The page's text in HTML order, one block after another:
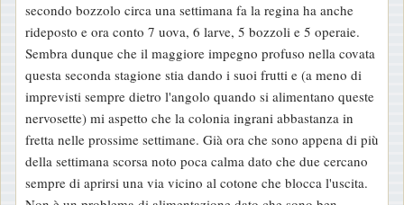
secondo bozzolo circa una settimana fa la regina ha anche
rideposto e ora conto 7 uova, 6 larve, 5 bozzoli e 5 operaie.
Sembra dunque che il maggiore impegno profuso nella covata
questa seconda stagione stia dando i suoi frutti e (a meno di
imprevisti sempre dietro l'angolo quando si alimentano queste
nervosette) mi aspetto che la colonia ingrani abbastanza in
fretta nelle prossime settimane. Già ora che sono appena di più
della settimana scorsa noto poca calma dato che due cercano
sempre di aprirsi una via vicino al cotone che blocca l'uscita.